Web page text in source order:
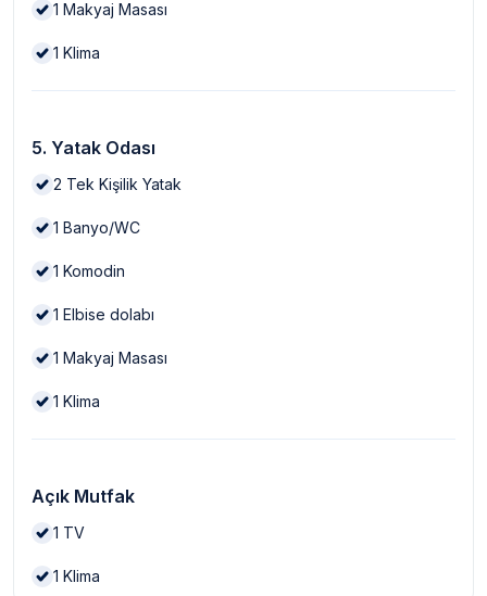
1 Makyaj Masası
1 Klima
5. Yatak Odası
2 Tek Kişilik Yatak
1 Banyo/WC
1 Komodin
1 Elbise dolabı
1 Makyaj Masası
1 Klima
Açık Mutfak
1 TV
1 Klima